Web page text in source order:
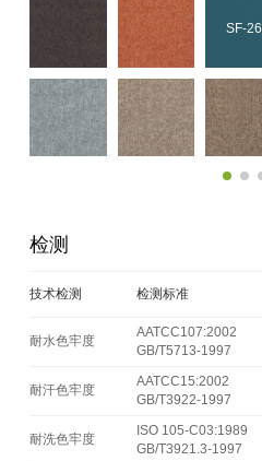
SF-26
检测
技术检测 检测标准
耐水色牢度
AATCC107:2002
GB/T5713-1997
耐汗色牢度
AATCC15:2002
GB/T3922-1997
耐洗色牢度
ISO 105-C03:1989
GB/T3921.3-1997